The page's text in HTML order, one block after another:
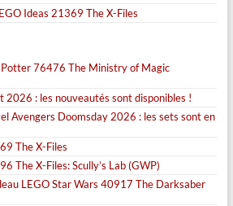
Ideas 21369 The X-Files
76476 The Ministry of Magic
2026 : les nouveautés sont disponibles !
Avengers Doomsday 2026 : les sets sont en
The X-Files
The X-Files: Scully’s Lab (GWP)
LEGO Star Wars 40917 The Darksaber